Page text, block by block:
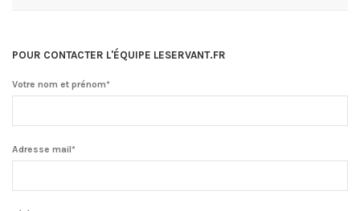
POUR CONTACTER L'ÉQUIPE LESERVANT.FR
Votre nom et prénom*
Adresse mail*